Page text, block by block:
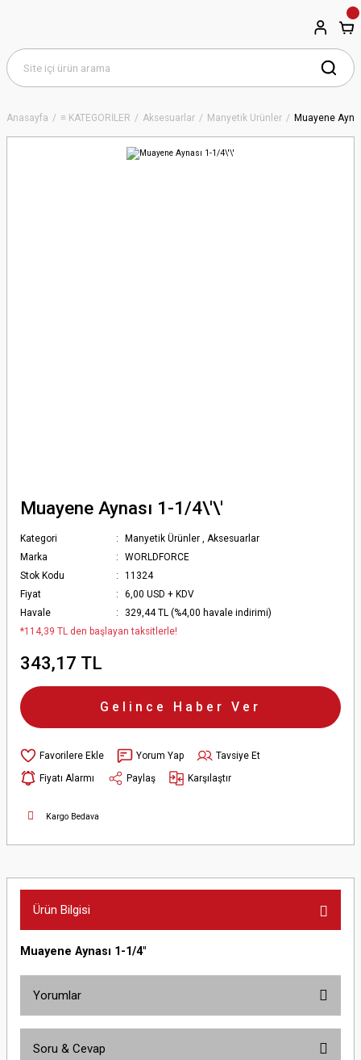
Anasayfa ≡ KATEGORİLER Aksesuarlar Manyetik Ürünler Muayene
Muayene Aynası 1-1/4\'\'
Kategori Manyetik Ürünler ,Aksesuarlar
Marka
WORLDFORCE
Stok Kodu
11324
Fiyat
6,00 USD + KDV
Havale
329,44 TL (%4,00 havale indirimi)
*114,39 TL den başlayan taksitlerle!
343,17 TL
Gelince Haber Ver
Yorum Yap
Tavsiye Et
Fiyatı Alarmı
Paylaş Karşılaştır
Kargo Bedava
Ürün Bilgisi
Muayene Aynası 1-1/4"
Yorumlar
Soru & Cevap